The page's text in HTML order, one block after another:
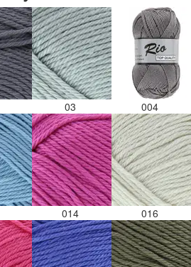
03 004
014 016